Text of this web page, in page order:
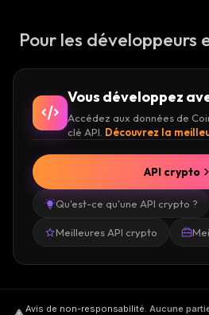
Pour les développeurs
Vous développez
Accédez aux données de
clé API. Découvrez la
Qu'est-ce qu'une API crypto ?
Meilleures API crypto
API crypto
Avis de non-responsabilité. Aucune